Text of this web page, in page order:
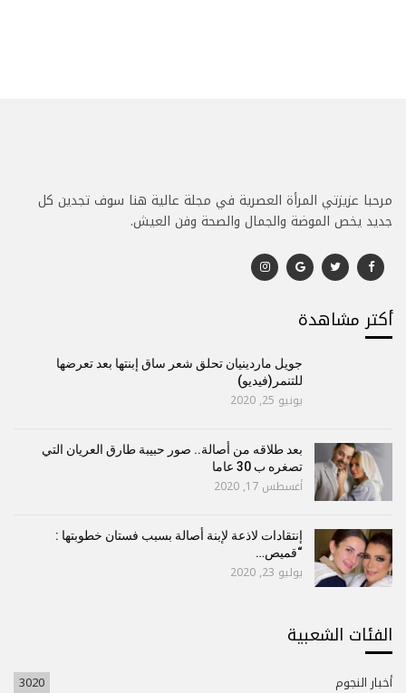
مرحبا عزيزتي المرأة العصرية في مجلة عالية هنا سوف تجدين كل
جديد يخص الموضة والجمال والصحة وفن العيش.
أكتر مشاهدة
جويل ماردينيان تحلق شعر ساق إبنتها بعد تعرضها
للتنمر(فيديو)
يونيو 25, 2020
بعد طلاقه من أصالة.. صور حبيبة طارق العريان التي
تصغره ب 30 عاما
أغسطس 17, 2020
إنتقادات لاذعة لإبنة أصالة بسبب فستان خطوبتها :
“قميص…
يوليو 23, 2020
الفئات الشعبية
أخبار النجوم 3020